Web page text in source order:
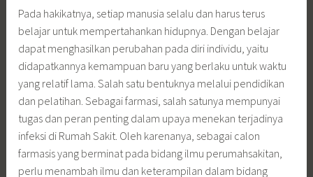
Pada hakikatnya, setiap manusia selalu dan harus terus
belajar untuk mempertahankan hidupnya. Dengan belajar
dapat menghasilkan perubahan pada diri individu, yaitu
didapatkannya kemampuan baru yang berlaku untuk waktu
yang relatif lama. Salah satu bentuknya melalui pendidikan
dan pelatihan. Sebagai farmasi, salah satunya mempunyai
tugas dan peran penting dalam upaya menekan terjadinya
infeksi di Rumah Sakit. Oleh karenanya, sebagai calon
farmasis yang berminat pada bidang ilmu perumahsakitan,
perlu menambah ilmu dan keterampilan dalam bidang